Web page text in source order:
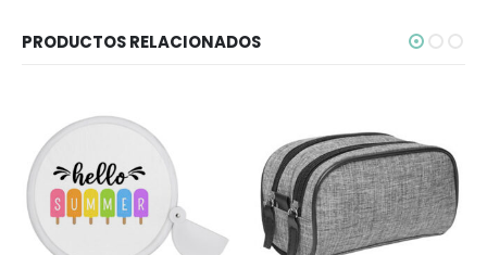
PRODUCTOS RELACIONADOS